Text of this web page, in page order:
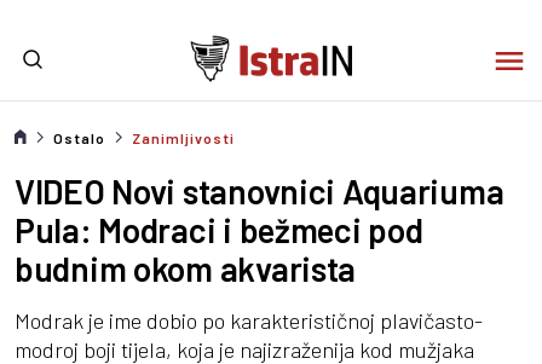
Ostalo Zanimljivosti
VIDEO Novi stanovnici Aquariuma
Pula: Modraci i bežmeci pod
budnim okom akvarista
Modrak je ime dobio po karakterističnoj plavičasto-
modroj boji tijela, koja je najizraženija kod mužjaka